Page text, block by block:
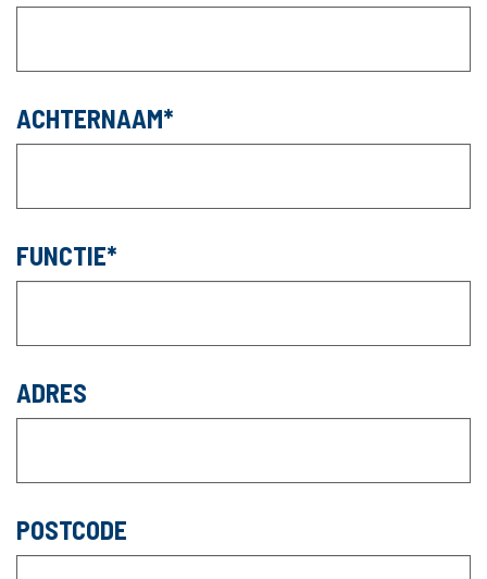
ACHTERNAAM
FUNCTIE
ADRES
POSTCODE